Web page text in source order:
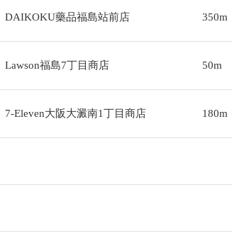
DAIKOKU藥品福島站前店 350m
Lawson福島7丁目商店 50m
7-Eleven大阪大澱南1丁目商店 180m